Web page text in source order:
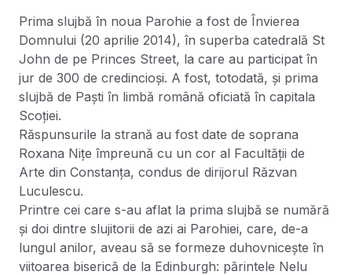
Prima slujbă în noua Parohie a fost de Învierea
Domnului (20 aprilie 2014), în superba catedrală St
John de pe Princes Street, la care au participat în
jur de 300 de credincioși. A fost, totodată, și prima
slujbă de Paști în limbă română oficiată în capitala
Scoției.
Răspunsurile la strană au fost date de soprana
Roxana Nițe împreună cu un cor al Facultății de
Arte din Constanța, condus de dirijorul Răzvan
Luculescu.
Printre cei care s-au aflat la prima slujbă se numără
și doi dintre slujitorii de azi ai Parohiei, care, de-a
lungul anilor, aveau să se formeze duhovnicește în
viitoarea biserică de la Edinburgh: părintele Nelu